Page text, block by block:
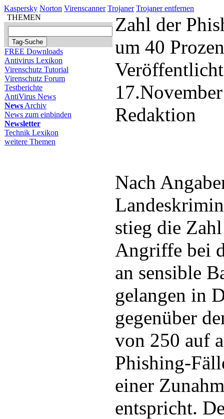
Kaspersky Norton Virenscanner Trojaner Trojaner entfernen
THEMEN
FREE Downloads
Antivirus Lexikon
Virenschutz Tutorial
Virenschutz Forum
Testberichte
AntiVirus News
News Archiv
News zum einbinden
Newsletter
Technik Lexikon
weitere Themen
Zahl der
um 40
Redaktion
Nach
stieg die
Angriffe bei
an sensible
gelangen in
gegenüber
von 250 auf
Phishing-
einer
entspricht.